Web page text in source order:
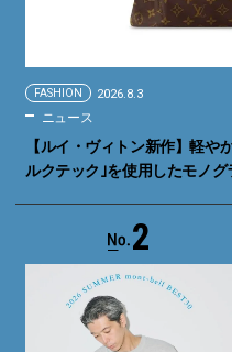
FASHION 2026.8.3
ニュース
【ルイ・ヴィトン新作】軽や
ルクテック｣を使用したモノ
2